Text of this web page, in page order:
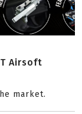
Airsoft
market.